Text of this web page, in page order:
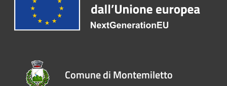
Comune di Montemiletto